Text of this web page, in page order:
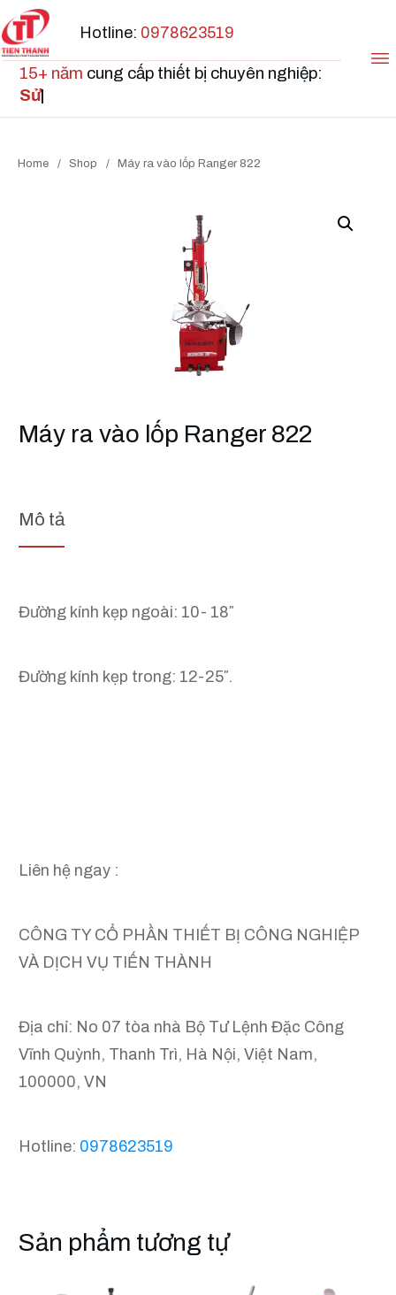
Hotline: 0978623519
15+ năm cung cấp thiết bị chuyên nghiệp:
Sửa
Home / Shop / Máy ra vào lốp Ranger 822
Máy ra vào lốp Ranger 822
Mô tả
Đường kính kẹp ngoài: 10- 18″
Đường kính kẹp trong: 12-25″.
Liên hệ ngay :
CÔNG TY CỔ PHẦN THIẾT BỊ CÔNG NGHIỆP
VÀ DỊCH VỤ TIẾN THÀNH
Địa chỉ: No 07 tòa nhà Bộ Tư Lệnh Đặc Công
Vĩnh Quỳnh, Thanh Trì, Hà Nội, Việt Nam,
100000, VN
Hotline: 0978623519
Sản phẩm tương tự